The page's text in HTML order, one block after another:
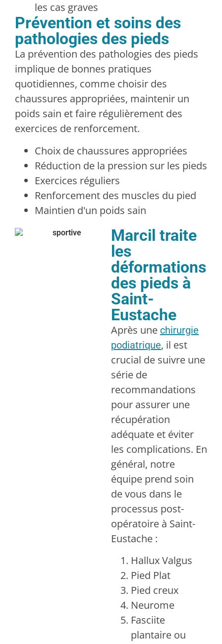
les cas graves
Prévention et soins des
pathologies des pieds
La prévention des pathologies des pieds
implique de bonnes pratiques
quotidiennes, comme choisir des
chaussures appropriées, maintenir un
poids sain et faire régulièrement des
exercices de renforcement.
Choix de chaussures appropriées
Réduction de la pression sur les pieds
Exercices réguliers
Renforcement des muscles du pied
Maintien d'un poids sain
Marcil traite
les
déformations
des pieds à
Saint-
Eustache
Après une chirurgie
podiatrique, il est
crucial de suivre une
série de
recommandations
pour assurer une
récupération
adéquate et éviter
les complications. En
général, notre
équipe prend soin
de vous dans le
processus post-
opératoire à Saint-
Eustache :
Hallux Valgus
Pied Plat
Pied creux
Neurome
Fasciite
plantaire ou